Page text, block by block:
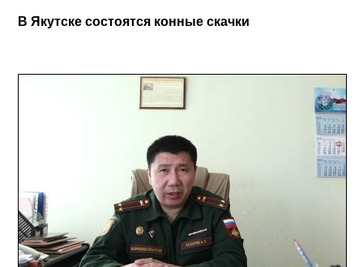
В Якутске состоятся конные скачки